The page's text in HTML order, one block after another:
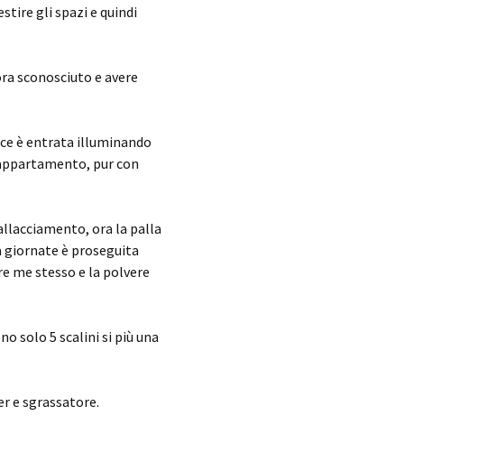
gli spazi e quindi
sconosciuto e avere
è entrata illuminando
pur con
ora la palla
giornate è proseguita
me stesso e la polvere
solo 5 scalini si più una
e sgrassatore.